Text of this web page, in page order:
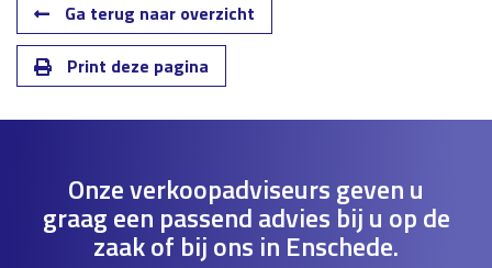
Ga terug naar overzicht
Print deze pagina
Onze verkoopadviseurs geven u
graag een passend advies bij u op de
zaak of bij ons in Enschede.